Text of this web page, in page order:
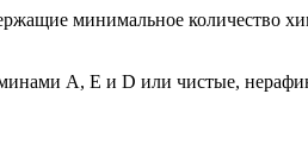
минимальное количество
А, Е и D или чистые,